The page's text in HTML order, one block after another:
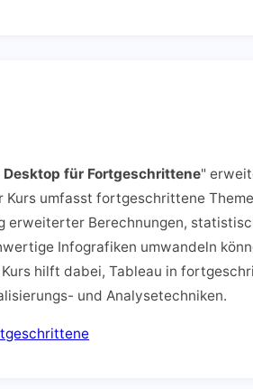
Desktop für Fortgeschrittene"
Kurs umfasst fortgeschrittene
erweiterter Berechnungen,
Infografiken umwandeln
hilft dabei, Tableau in
und Analysetechniken.